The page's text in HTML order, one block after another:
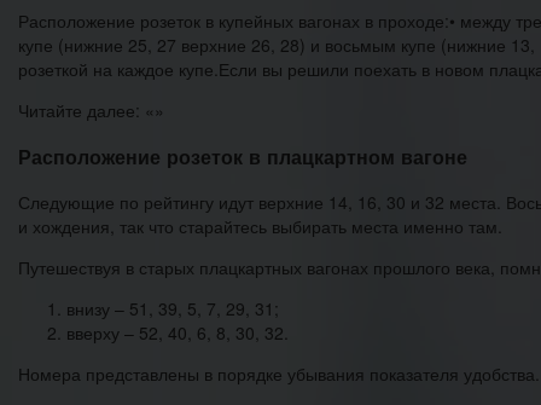
Расположение розеток в купейных вагонах в проходе:• между
купе (нижние 25, 27 верхние 26, 28) и восьмым купе (нижние
розеткой на каждое купе.Если вы решили поехать в новом
Читайте далее: «»
Расположение розеток в плацкартном вагоне
Следующие по рейтингу идут верхние 14, 16, 30 и 32 места.
и хождения, так что старайтесь выбирать места именно там.
Путешествуя в старых плацкартных вагонах прошлого века,
внизу – 51, 39, 5, 7, 29, 31;
вверху – 52, 40, 6, 8, 30, 32.
Номера представлены в порядке убывания показателя удобства.